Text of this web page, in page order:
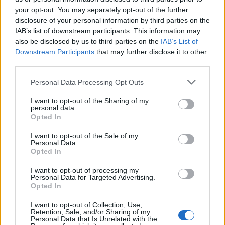
your opt-out. You may separately opt-out of the further
disclosure of your personal information by third parties on the
IAB’s list of downstream participants. This information may
also be disclosed by us to third parties on the IAB’s List of
Downstream Participants that may further disclose it to other
Personal Data Processing Opt Outs
I want to opt-out of the Sharing of my
personal data.
Opted In
I want to opt-out of the Sale of my
Personal Data.
Opted In
I want to opt-out of processing my
Personal Data for Targeted Advertising.
Opted In
I want to opt-out of Collection, Use,
Retention, Sale, and/or Sharing of my
Personal Data that Is Unrelated with the
00:00